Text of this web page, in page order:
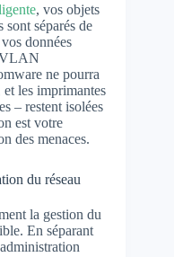
, vos objets
séparés de
données
VLAN
ne pourra
et les imprimantes
– restent isolées
est votre
des menaces.
du réseau
la gestion du
En séparant